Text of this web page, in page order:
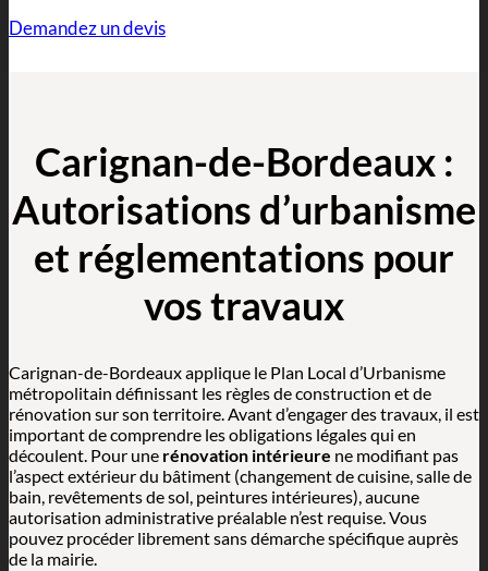
Demandez un devis
Carignan-de-Bordeaux :
Autorisations d’urbanisme
et réglementations pour
vos travaux
Carignan-de-Bordeaux applique le Plan Local d’Urbanisme
métropolitain définissant les règles de construction et de
rénovation sur son territoire. Avant d’engager des travaux, il est
important de comprendre les obligations légales qui en
découlent. Pour une rénovation intérieure ne modifiant pas
l’aspect extérieur du bâtiment (changement de cuisine, salle de
bain, revêtements de sol, peintures intérieures), aucune
autorisation administrative préalable n’est requise. Vous
pouvez procéder librement sans démarche spécifique auprès
de la mairie.